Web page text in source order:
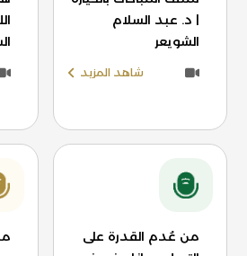
| د. عبد السلام
الشويعر
شاهد المزيد
من عُدم القدرة على